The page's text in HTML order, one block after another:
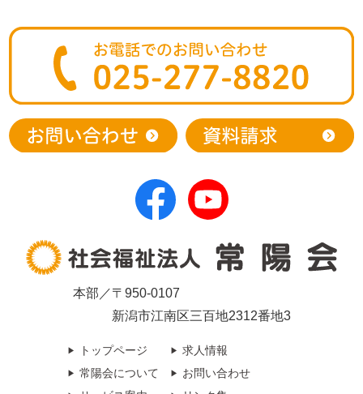
本部／〒950-0107
新潟市江南区三百地2312番地3
トップページ
常陽会について
求人情報
お問い合わせ